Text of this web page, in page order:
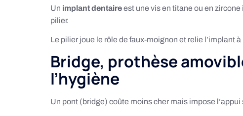
Un implant dentaireest une vis en titane ou en
pilier.
Le pilier joue le rôle de faux-moignon et relie l’implant
Bridge, prothèse
l’hygiène
Un pont (bridge) coûte moins cher mais impose